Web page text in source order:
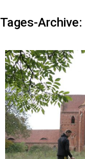
Tages-Archive: